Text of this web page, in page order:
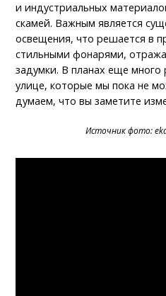
и индустриальных
скамей. Важным является
освещения, что решается в
стильными фонарями,
задумки. В планах еще много
улице, которые мы пока не
думаем, что вы заметите
Источник фото: